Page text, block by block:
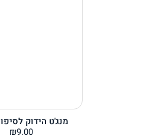
מנג'ט הידוק לסיפון 1/
₪9.00